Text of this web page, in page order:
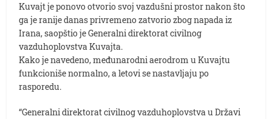
Kuvajt je ponovo otvorio svoj vazdušni prostor nakon što
ga je ranije danas privremeno zatvorio zbog napada iz
Irana, saopštio je Generalni direktorat civilnog
vazduhoplovstva Kuvajta.
Kako je navedeno, međunarodni aerodrom u Kuvajtu
funkcioniše normalno, a letovi se nastavljaju po
rasporedu.
“Generalni direktorat civilnog vazduhoplovstva u Državi